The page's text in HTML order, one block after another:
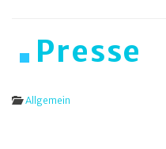
Presse
Allgemein